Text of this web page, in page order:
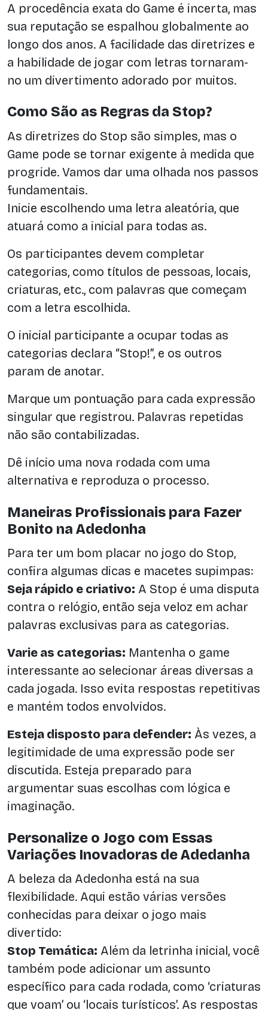
A procedência exata do Game é incerta, mas
sua reputação se espalhou globalmente ao
longo dos anos. A facilidade das diretrizes e
a habilidade de jogar com letras tornaram-
no um divertimento adorado por muitos.
Como São as Regras da Stop?
As diretrizes do Stop são simples, mas o
Game pode se tornar exigente à medida que
progride. Vamos dar uma olhada nos passos
fundamentais.
Inicie escolhendo uma letra aleatória, que
atuará como a inicial para todas as.
Os participantes devem completar
categorias, como títulos de pessoas, locais,
criaturas, etc., com palavras que começam
com a letra escolhida.
O inicial participante a ocupar todas as
categorias declara “Stop!”, e os outros
param de anotar.
Marque um pontuação para cada expressão
singular que registrou. Palavras repetidas
não são contabilizadas.
Dê início uma nova rodada com uma
alternativa e reproduza o processo.
Maneiras Profissionais para Fazer
Bonito na Adedonha
Para ter um bom placar no jogo do Stop,
confira algumas dicas e macetes supimpas:
Seja rápido e criativo: A Stop é uma disputa
contra o relógio, então seja veloz em achar
palavras exclusivas para as categorias.
Varie as categorias: Mantenha o game
interessante ao selecionar áreas diversas a
cada jogada. Isso evita respostas repetitivas
e mantém todos envolvidos.
Esteja disposto para defender: Às vezes, a
legitimidade de uma expressão pode ser
discutida. Esteja preparado para
argumentar suas escolhas com lógica e
imaginação.
Personalize o Jogo com Essas
Variações Inovadoras de Adedanha
A beleza da Adedonha está na sua
flexibilidade. Aqui estão várias versões
conhecidas para deixar o jogo mais
divertido:
Stop Temática: Além da letrinha inicial, você
também pode adicionar um assunto
específico para cada rodada, como ‘criaturas
que voam’ ou ‘locais turísticos’. As respostas